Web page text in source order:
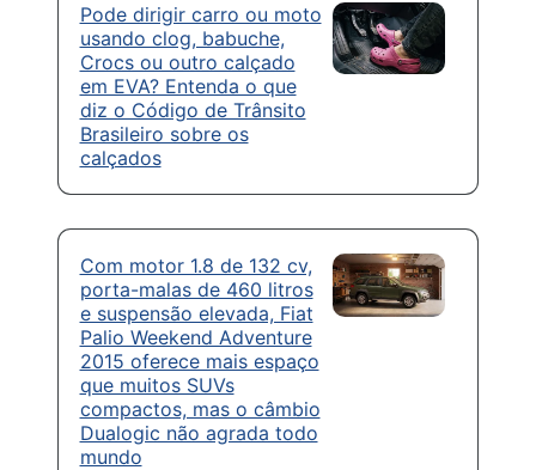
Pode dirigir carro ou moto
usando clog, babuche,
Crocs ou outro calçado
em EVA? Entenda o que
diz o Código de Trânsito
Brasileiro sobre os
calçados
Com motor 1.8 de 132 cv,
porta-malas de 460 litros
e suspensão elevada, Fiat
Palio Weekend Adventure
2015 oferece mais espaço
que muitos SUVs
compactos, mas o câmbio
Dualogic não agrada todo
mundo